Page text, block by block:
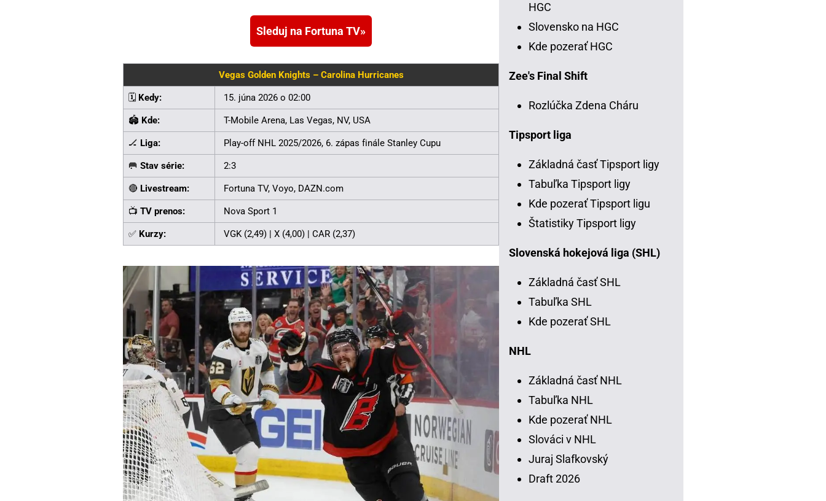
Sleduj na Fortuna TV
Vegas Golden Knights – Carolina Hurricanes
🗓️ Kedy: 15. júna 2026 o 02:00
🏟️ Kde: T-Mobile Arena, Las Vegas, NV, USA
🏒 Liga: Play-off NHL 2025/2026, 6. zápas finále Stanley Cupu
🥅 Stav série: 2:3
🔴 Livestream: Fortuna TV, Voyo, DAZN.com
📺 TV prenos: Nova Sport 1
✅ Kurzy: VGK (2,49) | X (4,00) | CAR (2,37)
HGC
Slovensko na HGC
Kde pozerať HGC
Zee's Final Shift
Rozlúčka Zdena Cháru
Tipsport liga
Základná časť Tipsport ligy
Tabuľka Tipsport ligy
Kde pozerať Tipsport ligu
Štatistiky Tipsport ligy
Slovenská hokejová liga (SHL)
Základná časť SHL
Tabuľka SHL
Kde pozerať SHL
NHL
Základná časť NHL
Tabuľka NHL
Kde pozerať NHL
Slováci v NHL
Juraj Slafkovský
Draft 2026